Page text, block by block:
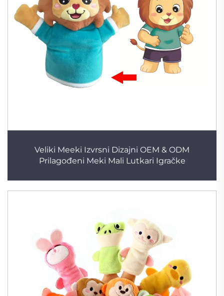
Veliki Meeki Izvrsni Dizajni OEM & ODM
Prilagođeni Meki Mali Lutkari Igračke